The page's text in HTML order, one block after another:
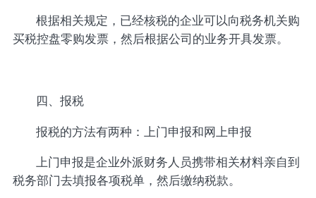
根据相关规定，已经核税的企业可以向税务机关购
买税控盘零购发票，然后根据公司的业务开具发票。
四、报税
报税的方法有两种：上门申报和网上申报
上门申报是企业外派财务人员携带相关材料亲自到
税务部门去填报各项税单，然后缴纳税款。